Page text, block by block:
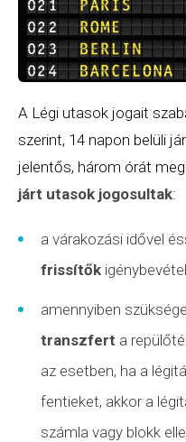
A Légi utasok jogait
szerint, 14 napon belüli
jelentős, három órát
járt utasok jogosultak:
a várakozási idővel
frissítők
amennyiben
transzfert a
az esetben, ha a
fentieket, akkor a
számla vagy blokk